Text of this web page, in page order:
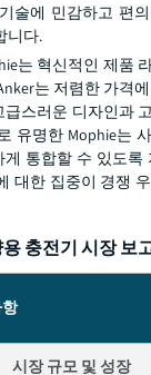
술에 민감하고 편
니다.
는 혁신적인 제품
는 저렴한 가격
급스러운 디자인과
유명한 Mophie는
통합할 수 있도록
대한 집중이 경쟁
용 충전기 시장 보
시장 규모 및 성장